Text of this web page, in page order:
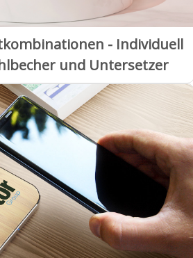
- Individuell
und Untersetzer